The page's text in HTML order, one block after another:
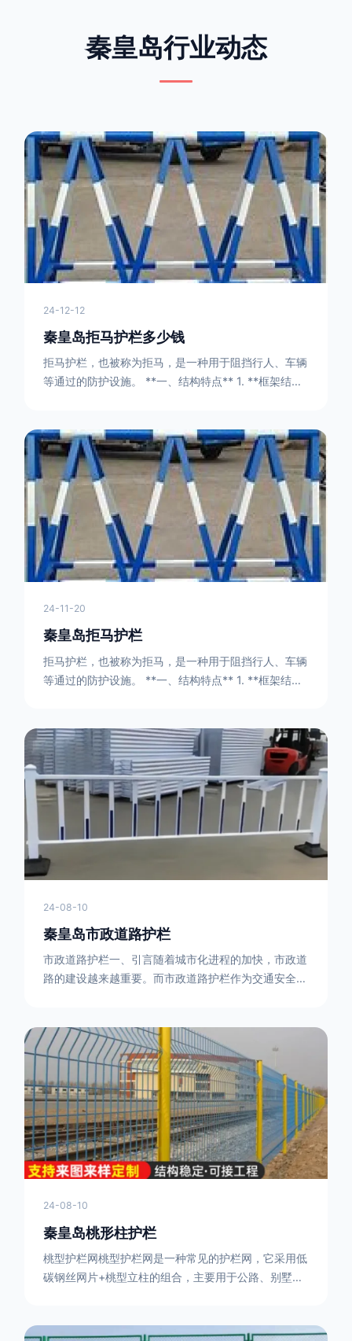
秦皇岛行业动态
24-12-12
秦皇岛拒马护栏多少钱
拒马护栏，也被称为拒马，是一种用于阻挡行人、车辆
等通过的防护设施。 **一、结构特点** 1. **框架结构
方形的框架组合。这些框架相互连接，形成一个稳定的
结构，能够承受一定的冲击力。例如，在一些临时交通
管制的现场，三角形框架的拒马护栏可以很方便地拼接
在一起，像一个个小的三角锥形状的结构单
24-11-20
秦皇岛拒马护栏
拒马护栏，也被称为拒马，是一种用于阻挡行人、车辆
等通过的防护设施。 **一、结构特点** 1. **框架结构
方形的框架组合。这些框架相互连接，形成一个稳定的
结构，能够承受一定的冲击力。例如，在一些临时交通
管制的现场，三角形框架的拒马护栏可以很方便地拼接
在一起，像一个个小的三角锥形状的结构单
24-08-10
秦皇岛市政道路护栏
市政道路护栏一、引言随着城市化进程的加快，市政道
路的建设越来越重要。而市政道路护栏作为交通安全的
的功能防护功能：市政道路护栏的主要功能是防止车辆
失控，保护行人安全。它可以有效地阻止因驾驶员疏忽
或车辆故障而导致的事故发生，减少交通事故的发生
率。隔离功能：市政道路护栏可以将道路与人行道、绿
化带等隔离开来，避
24-08-10
秦皇岛桃形柱护栏
桃型护栏网桃型护栏网是一种常见的护栏网，它采用低
碳钢丝网片+桃型立柱的组合，主要用于公路、别墅小
型，安装方便。桃型护栏网的安装方法如下：先固定